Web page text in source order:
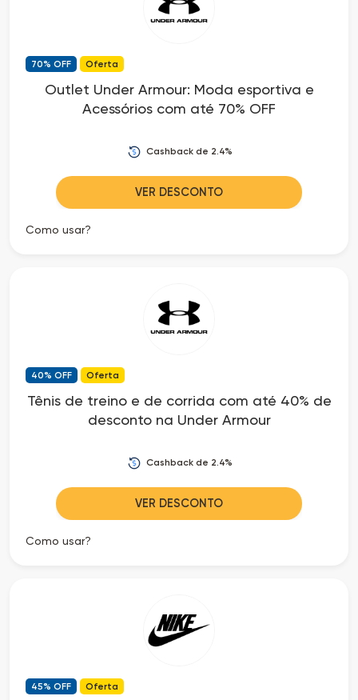
70% OFF Oferta
Outlet Under Armour: Moda esportiva e
Acessórios com até 70% OFF
Cashback de 2.4%
VER DESCONTO
Como usar?
40% OFF Oferta
Tênis de treino e de corrida com até 40% de
desconto na Under Armour
Cashback de 2.4%
VER DESCONTO
Como usar?
45% OFF Oferta